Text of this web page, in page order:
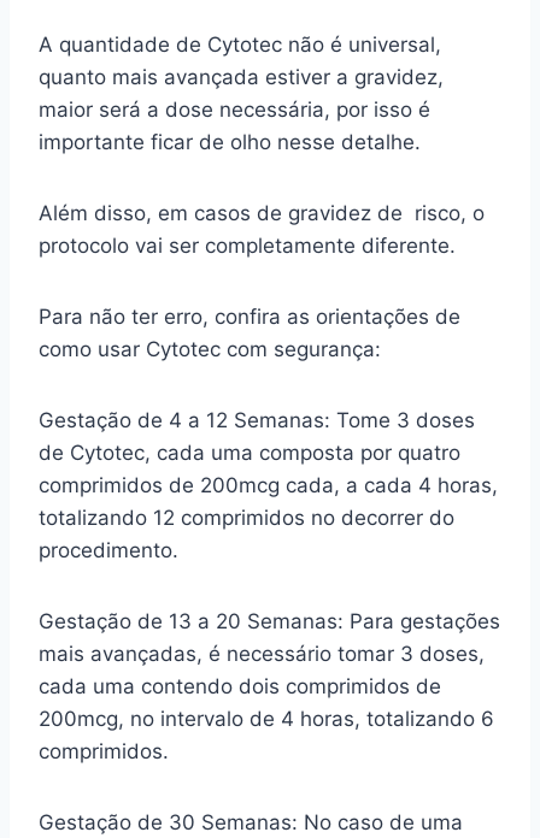
A quantidade de Cytotec não é universal,
quanto mais avançada estiver a gravidez,
maior será a dose necessária, por isso é
importante ficar de olho nesse detalhe.
Além disso, em casos de gravidez de risco, o
protocolo vai ser completamente diferente.
Para não ter erro, confira as orientações de
como usar Cytotec com segurança:
Gestação de 4 a 12 Semanas: Tome 3 doses
de Cytotec, cada uma composta por quatro
comprimidos de 200mcg cada, a cada 4 horas,
totalizando 12 comprimidos no decorrer do
procedimento.
Gestação de 13 a 20 Semanas: Para gestações
mais avançadas, é necessário tomar 3 doses,
cada uma contendo dois comprimidos de
200mcg, no intervalo de 4 horas, totalizando 6
comprimidos.
Gestação de 30 Semanas: No caso de uma